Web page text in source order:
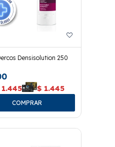
Densisolution 250
1.445 $ 1.445